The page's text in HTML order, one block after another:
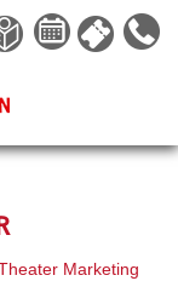
Marketing